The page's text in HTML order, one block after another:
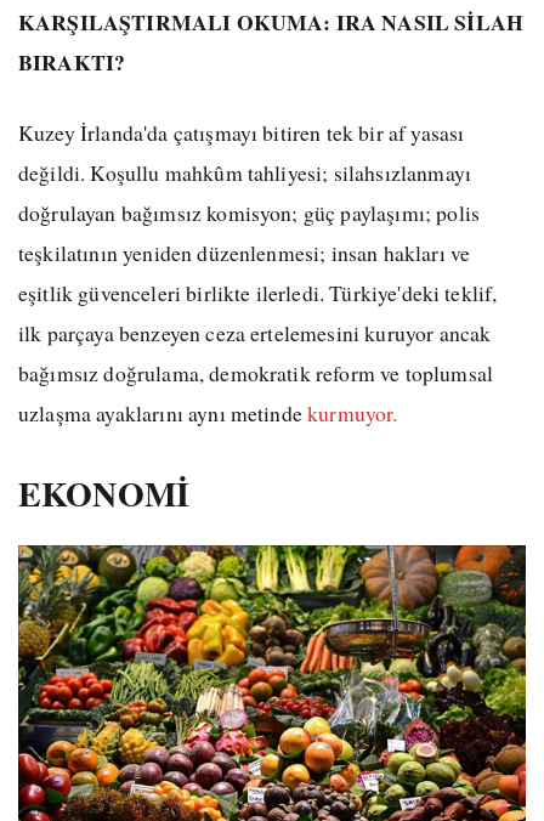
KARŞILAŞTIRMALI OKUMA: IRA NASIL SİLAH
BIRAKTI?
Kuzey İrlanda'da çatışmayı bitiren tek bir af yasası
değildi. Koşullu mahkûm tahliyesi; silahsızlanmayı
doğrulayan bağımsız komisyon; güç paylaşımı; polis
teşkilatının yeniden düzenlenmesi; insan hakları ve
eşitlik güvenceleri birlikte ilerledi. Türkiye'deki teklif,
ilk parçaya benzeyen ceza ertelemesini kuruyor ancak
bağımsız doğrulama, demokratik reform ve toplumsal
uzlaşma ayaklarını aynı metindekurmuyor.
EKONOMİ